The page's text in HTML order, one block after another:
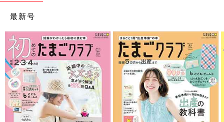
最新号